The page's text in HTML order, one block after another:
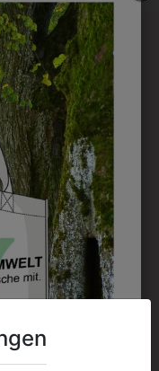
Details, jedoch
12 Stück
IHNEN